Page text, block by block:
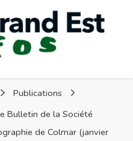
Publications
Bulletin de la Société
de Colmar (janvier